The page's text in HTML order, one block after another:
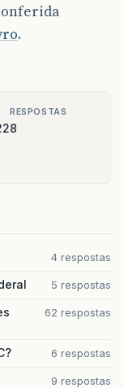
.
RESPOSTAS
8
4 respostas
5 respostas
62 respostas
6 respostas
9 respostas